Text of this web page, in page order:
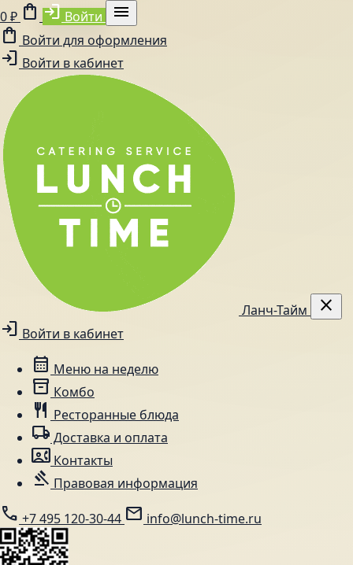
0 ₽ shopping_bag login Войти
menu
shopping_bag Войти для оформления
login Войти в кабинет
Ланч-Тайм
close
login Войти в кабинет
calendar_month Меню на неделю
inventory_2 Комбо
restaurant Ресторанные блюда
local_shipping Доставка и оплата
contact_phone Контакты
gavel Правовая информация
call +7 495 120-30-44 mail info@lunch-time.ru